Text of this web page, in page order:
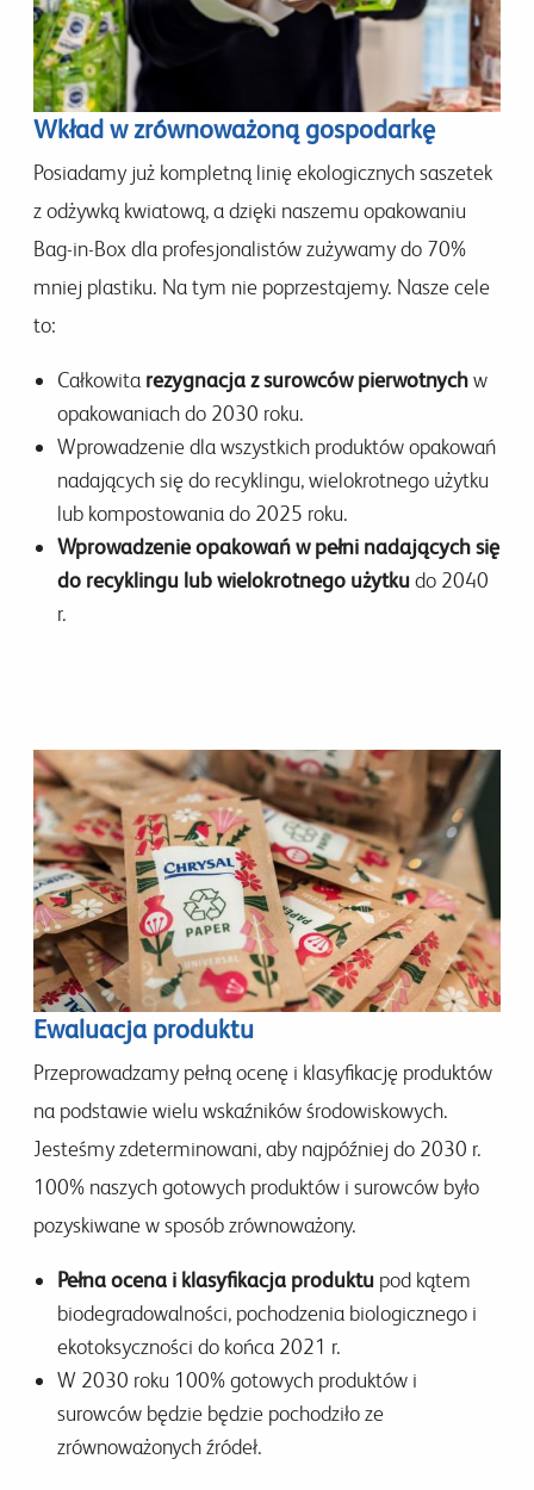
Wkład w zrównoważoną gospodarkę
Posiadamy już kompletną linię ekologicznych saszetek
z odżywką kwiatową, a dzięki naszemu opakowaniu
Bag-in-Box dla profesjonalistów zużywamy do 70%
mniej plastiku. Na tym nie poprzestajemy. Nasze cele
to:
Całkowita rezygnacja z surowców pierwotnychw
opakowaniach do 2030 roku.
Wprowadzenie dla wszystkich produktów opakowań
nadających się do recyklingu, wielokrotnego użytku
lub kompostowania do 2025 roku.
Wprowadzenie opakowań w pełni nadających się
do recyklingu lub wielokrotnego użytkudo 2040
r.
Ewaluacja produktu
Przeprowadzamy pełną ocenę i klasyfikację produktów
na podstawie wielu wskaźników środowiskowych.
Jesteśmy zdeterminowani, aby najpóźniej do 2030 r.
100% naszych gotowych produktów i surowców było
pozyskiwane w sposób zrównoważony.
Pełna ocena i klasyfikacja produktu pod kątem
biodegradowalności, pochodzenia biologicznego i
ekotoksyczności do końca 2021 r.
W 2030 roku 100% gotowych produktów i
surowców będzie będzie pochodziło ze
zrównoważonych źródeł.